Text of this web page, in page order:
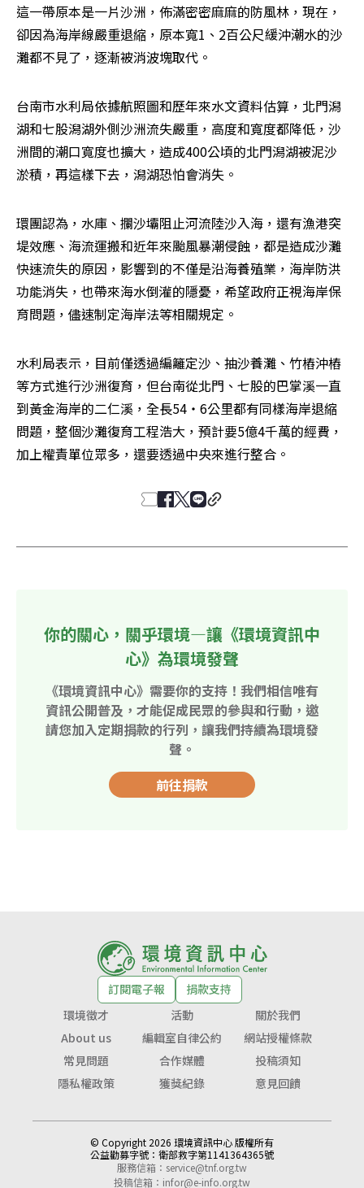
這一帶原本是一片沙洲，佈滿密密麻麻的防風林，現在，
卻因為海岸線嚴重退縮，原本寬1、2百公尺緩沖潮水的沙
灘都不見了，逐漸被消波塊取代。
台南市水利局依據航照圖和歷年來水文資料估算，北門潟
湖和七股潟湖外側沙洲流失嚴重，高度和寬度都降低，沙
洲間的潮口寬度也擴大，造成400公頃的北門潟湖被泥沙
淤積，再這樣下去，潟湖恐怕會消失。
環團認為，水庫、攔沙壩阻止河流陸沙入海，還有漁港突
堤效應、海流運搬和近年來颱風暴潮侵蝕，都是造成沙灘
快速流失的原因，影響到的不僅是沿海養殖業，海岸防洪
功能消失，也帶來海水倒灌的隱憂，希望政府正視海岸保
育問題，儘速制定海岸法等相關規定。
水利局表示，目前僅透過編籬定沙、抽沙養灘、竹樁沖樁
等方式進行沙洲復育，但台南從北門、七股的巴掌溪一直
到黃金海岸的二仁溪，全長54‧6公里都有同樣海岸退縮
問題，整個沙灘復育工程浩大，預計要5億4千萬的經費，
加上權責單位眾多，還要透過中央來進行整合。
你的關心，關乎環境—讓《環境資訊中
心》為環境發聲
《環境資訊中心》需要你的支持！我們相信唯有
資訊公開普及，才能促成民眾的參與和行動，邀
請您加入定期捐款的行列，讓我們持續為環境發
聲。
前往捐款
訂閱電子報
捐款支持
環境徵才
活動
關於我們
About us
編輯室自律公約
網站授權條款
常見問題
合作媒體
投稿須知
隱私權政策
獲獎紀錄 意見回饋
© Copyright 2026 環境資訊中心 版權所有
公益勸募字號： 衛部救字第1141364365號
服務信箱： service@tnf.org.tw
投稿信箱： infor@e-info.org.tw